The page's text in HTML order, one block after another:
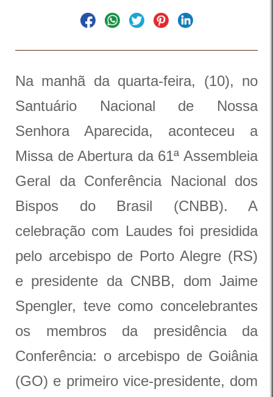
Na manhã da quarta-feira, (10), no
Santuário Nacional de Nossa
Senhora Aparecida, aconteceu a
Missa de Abertura da 61ª Assembleia
Geral da Conferência Nacional dos
Bispos do Brasil (CNBB). A
celebração com Laudes foi presidida
pelo arcebispo de Porto Alegre (RS)
e presidente da CNBB, dom Jaime
Spengler, teve como concelebrantes
os membros da presidência da
Conferência: o arcebispo de Goiânia
(GO) e primeiro vice-presidente, dom